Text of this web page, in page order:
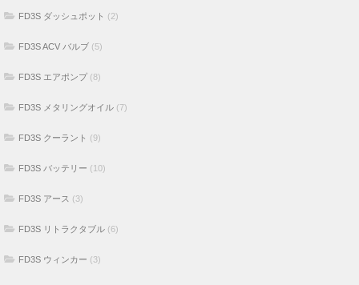
FD3S ダッシュポット (2)
FD3S ACV バルブ (5)
FD3S エアポンプ (8)
FD3S メタリングオイル (7)
FD3S クーラント (9)
FD3S バッテリー (10)
FD3S アース (3)
FD3S リトラクタブル (6)
FD3S ウィンカー (3)